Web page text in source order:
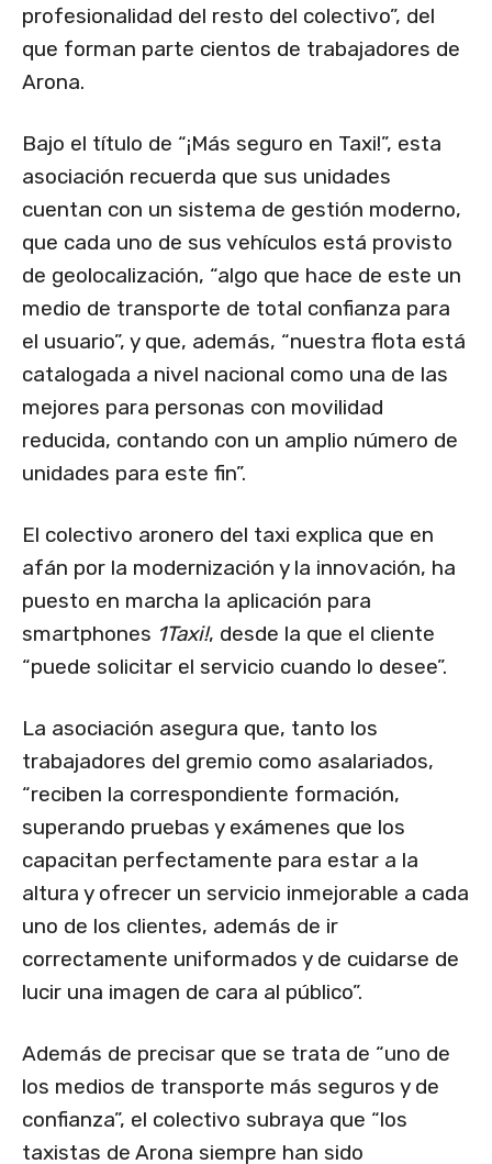
profesionalidad del resto del colectivo”, del
que forman parte cientos de trabajadores de
Arona.
Bajo el título de “¡Más seguro en Taxi!”, esta
asociación recuerda que sus unidades
cuentan con un sistema de gestión moderno,
que cada uno de sus vehículos está provisto
de geolocalización, “algo que hace de este un
medio de transporte de total confianza para
el usuario”, y que, además, “nuestra flota está
catalogada a nivel nacional como una de las
mejores para personas con movilidad
reducida, contando con un amplio número de
unidades para este fin”.
El colectivo aronero del taxi explica que en
afán por la modernización y la innovación, ha
puesto en marcha la aplicación para
smartphones 1Taxi!, desde la que el cliente
“puede solicitar el servicio cuando lo desee”.
La asociación asegura que, tanto los
trabajadores del gremio como asalariados,
“reciben la correspondiente formación,
superando pruebas y exámenes que los
capacitan perfectamente para estar a la
altura y ofrecer un servicio inmejorable a cada
uno de los clientes, además de ir
correctamente uniformados y de cuidarse de
lucir una imagen de cara al público”.
Además de precisar que se trata de “uno de
los medios de transporte más seguros y de
confianza”, el colectivo subraya que “los
taxistas de Arona siempre han sido